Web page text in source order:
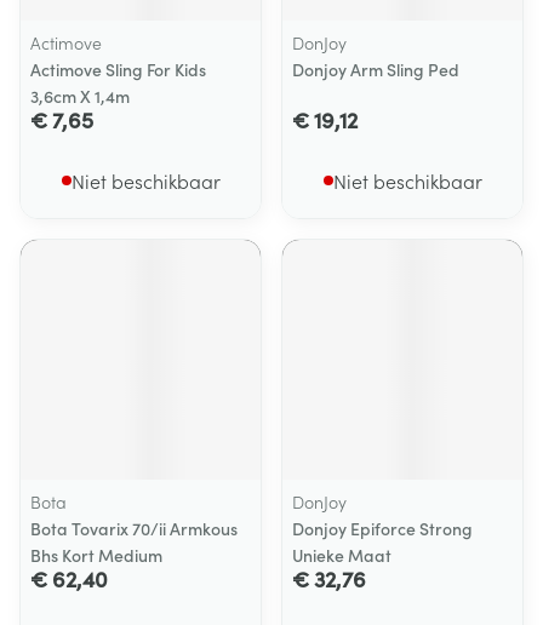
Actimove
Actimove Sling For Kids
3,6cm X 1,4m
€ 7,65
Niet beschikbaar
DonJoy
Donjoy Arm Sling Ped
€ 19,12
Niet beschikbaar
Bota
Bota Tovarix 70/ii Armkous
Bhs Kort Medium
€ 62,40
DonJoy
Donjoy Epiforce Strong
Unieke Maat
€ 32,76